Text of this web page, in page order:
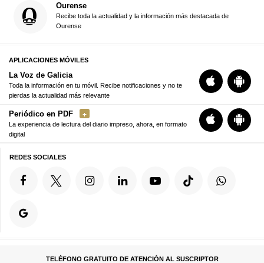
Ourense
Recibe toda la actualidad y la información más destacada de
Ourense
APLICACIONES MÓVILES
La Voz de Galicia
Toda la información en tu móvil. Recibe notificaciones y no te
pierdas la actualidad más relevante
Periódico en PDF
La experiencia de lectura del diario impreso, ahora, en formato
digital
REDES SOCIALES
TELÉFONO GRATUITO DE ATENCIÓN AL SUSCRIPTOR